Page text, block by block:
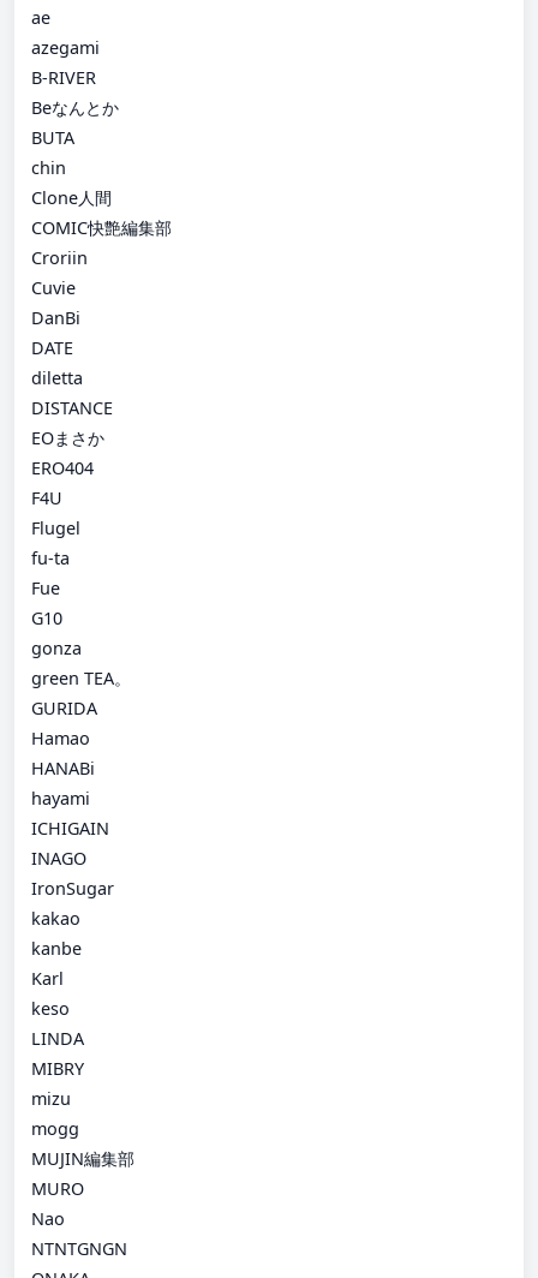
ae
azegami
B-RIVER
Beなんとか
BUTA
chin
Clone人間
COMIC快艶編集部
Croriin
Cuvie
DanBi
DATE
diletta
DISTANCE
EOまさか
ERO404
F4U
Flugel
fu-ta
Fue
G10
gonza
green TEA。
GURIDA
Hamao
HANABi
hayami
ICHIGAIN
INAGO
IronSugar
kakao
kanbe
Karl
keso
LINDA
MIBRY
mizu
mogg
MUJIN編集部
MURO
Nao
NTNTGNGN